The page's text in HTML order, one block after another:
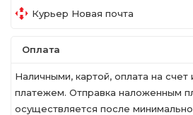
Курьер Новая почта
Оплата
Наличными, картой, оплата на
платежем. Отправка наложенным
осуществляется после